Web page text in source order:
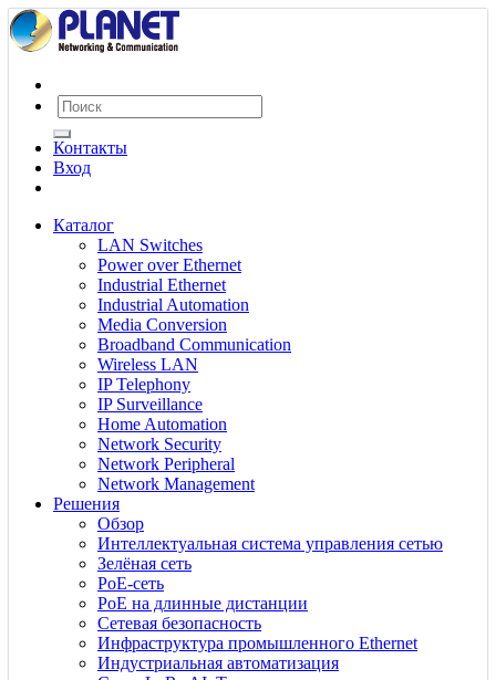
Контакты
Вход
Каталог
LAN Switches
Power over Ethernet
Industrial Ethernet
Industrial Automation
Media Conversion
Broadband Communication
Wireless LAN
IP Telephony
IP Surveillance
Home Automation
Network Security
Network Peripheral
Network Management
Решения
Обзор
Интеллектуальная система управления сетью
Зелёная сеть
PoE-сеть
PoE на длинные дистанции
Сетевая безопасность
Инфраструктура промышленного Ethernet
Индустриальная автоматизация